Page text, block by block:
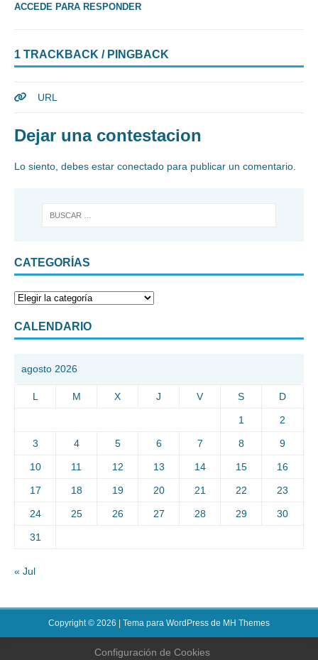
ACCEDE PARA RESPONDER
1 TRACKBACK / PINGBACK
URL
Dejar una contestacion
Lo siento, debes estar conectado para publicar un comentario.
CATEGORÍAS
CALENDARIO
agosto 2026
L M X J V S D
1 2
3 4 5 6 7 8 9
10 11 12 13 14 15 16
17 18 19 20 21 22 23
24 25 26 27 28 29 30
31
« Jul
Copyright © 2026 | Tema para WordPress de MH Themes
Configuración de Cookies